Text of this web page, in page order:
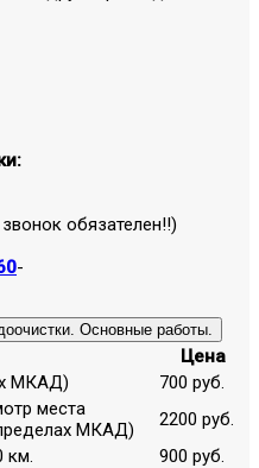
обязателен!!)
-
Основные работы.
Цена
МКАД)
700 руб.
места
МКАД)
2200 руб.
км.
900 руб.